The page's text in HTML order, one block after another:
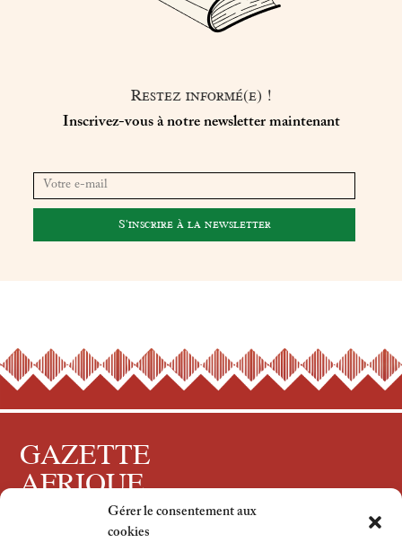
Gérer le consentement aux
cookies
Restez informé(e) !
Inscrivez-vous à notre newsletter maintenant
GAZETTE
AFRIQUE
Tous droits réservés, 2024